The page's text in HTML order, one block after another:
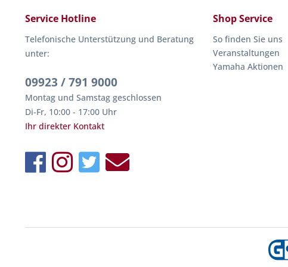
Service Hotline
Telefonische Unterstützung und Beratung
unter:
09923 / 791 9000
Montag und Samstag geschlossen
Di-Fr, 10:00 - 17:00 Uhr
Ihr direkter Kontakt
Shop Service
So finden Sie uns
Veranstaltungen
Yamaha Aktionen